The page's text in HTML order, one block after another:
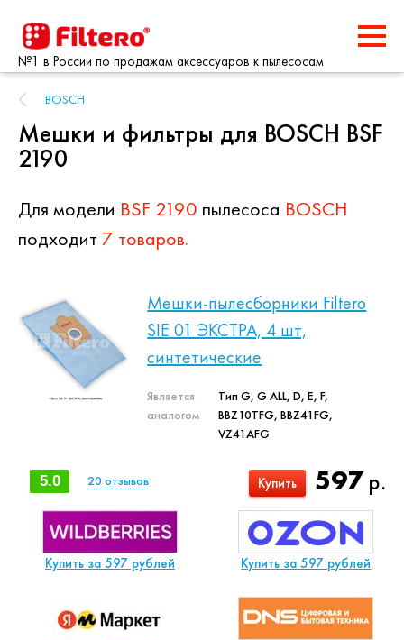
№1 в России по продажам аксессуаров к пылесосам
BOSCH
Мешки и фильтры для BOSCH BSF
2190
Для модели BSF 2190 пылесоса BOSCH
подходит 7 товаров.
Мешки-пылесборники Filtero
SIE 01 ЭКСТРА, 4 шт,
синтетические
Является
аналогом
Тип G, G ALL, D, E, F,
BBZ10TFG, BBZ41FG,
VZ41AFG
597р.
Купить
5.0 20 отзывов
Купить за 597 рублей Купить за 597 рублей